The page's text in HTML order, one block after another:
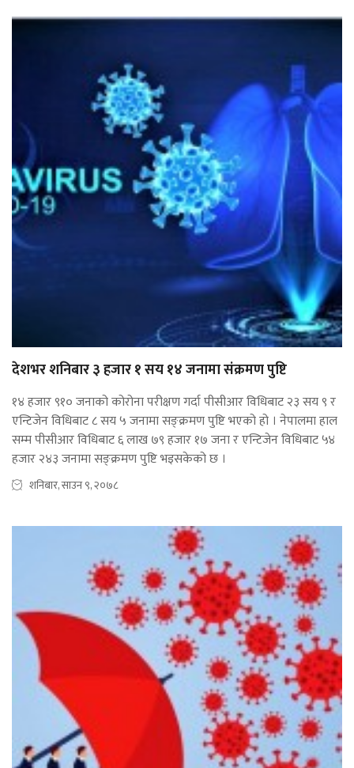
देशभर शनिबार ३ हजार १ सय १४ जनामा संक्रमण पुष्टि
१४ हजार ९१० जनाको कोरोना परीक्षण गर्दा पीसीआर विधिबाट २३ सय ९ र
एन्टिजेन विधिबाट ८ सय ५ जनामा सङ्क्रमण पुष्टि भएको हो । नेपालमा हाल
सम्म पीसीआर विधिबाट ६ लाख ७९ हजार १७ जना र एन्टिजेन विधिबाट ५४
हजार २४३ जनामा सङ्क्रमण पुष्टि भइसकेको छ ।
शनिबार, साउन ९, २०७८